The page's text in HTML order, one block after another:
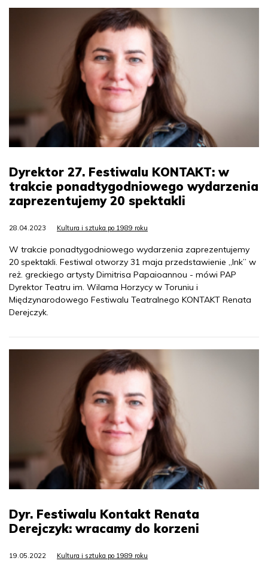
Dyrektor 27. Festiwalu KONTAKT: w
trakcie ponadtygodniowego wydarzenia
zaprezentujemy 20 spektakli
28.04.2023 Kultura i sztuka po 1989 roku
W trakcie ponadtygodniowego wydarzenia zaprezentujemy
20 spektakli. Festiwal otworzy 31 maja przedstawienie „Ink” w
reż. greckiego artysty Dimitrisa Papaioannou - mówi PAP
Dyrektor Teatru im. Wilama Horzycy w Toruniu i
Międzynarodowego Festiwalu Teatralnego KONTAKT Renata
Derejczyk.
Dyr. Festiwalu Kontakt Renata
Derejczyk: wracamy do korzeni
19.05.2022 Kultura i sztuka po 1989 roku